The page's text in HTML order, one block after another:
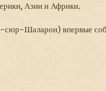
Азии и Африки.
сюр-Шаларон) впервые